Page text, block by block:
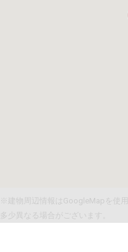
※建物周辺情報はGoogleMapを使
多少異なる場合がございます。